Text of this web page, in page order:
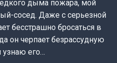
дыма пожара, мой
сосед. Даже с серьезной
бесстрашно бросаться в
он черпает безрассудную
узнаю его…